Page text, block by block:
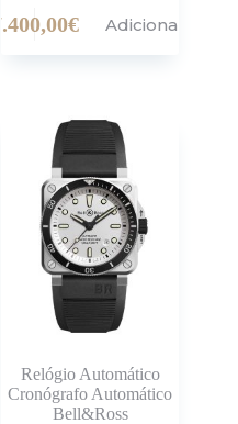
7.400,00€ Adicionar
Relógio Automático
Cronógrafo Automático
Bell&Ross